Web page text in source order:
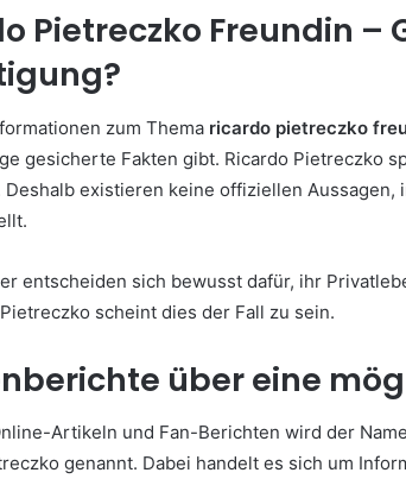
Pietreczko Freundin –
zum Thema ricardo pietreczko
gesicherte Fakten gibt. Ricardo Pietreczko
Deshalb existieren keine offiziellen
entscheiden sich bewusst dafür, ihr
scheint dies der Fall zu sein.
über eine
Artikeln und Fan-Berichten wird der
genannt. Dabei handelt es sich um